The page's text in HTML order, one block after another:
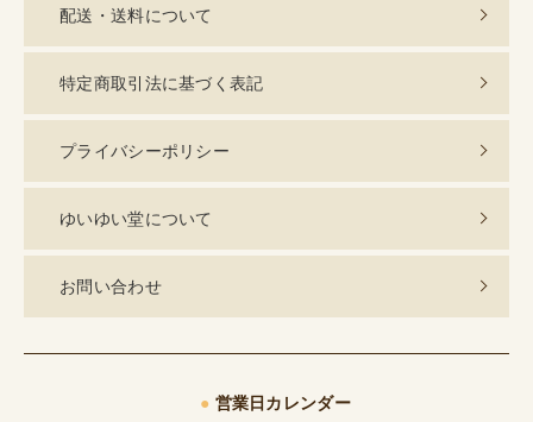
配送・送料について
特定商取引法に基づく表記
プライバシーポリシー
ゆいゆい堂について
お問い合わせ
● 営業日カレンダー